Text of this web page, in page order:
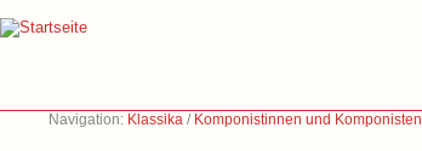
Navigation: Klassika / Komponistinnen und Komponisten